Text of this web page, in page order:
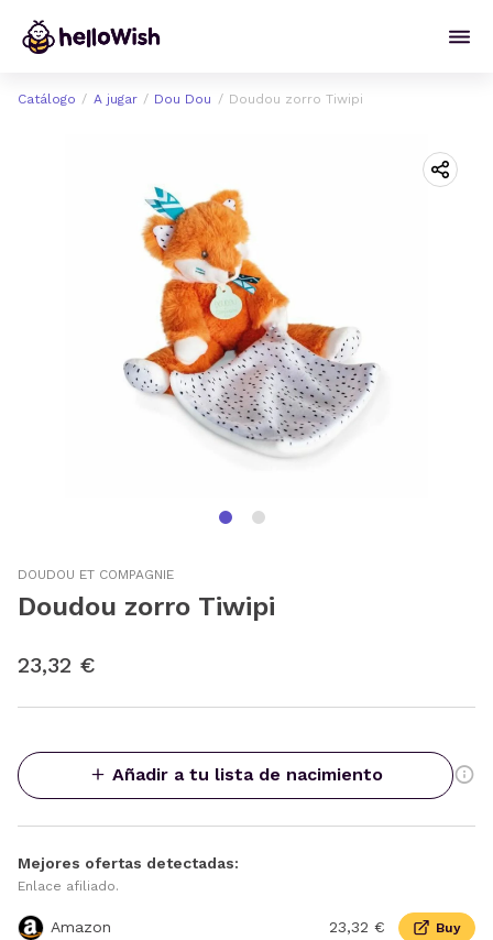
Catálogo A jugar Dou Dou Doudou zorro Tiwipi
DOUDOU ET COMPAGNIE
Doudou zorro Tiwipi
23,32 €
Añadir a tu lista de nacimiento
Mejores ofertas detectadas:
Enlace afiliado.
Amazon 23,32 € Buy